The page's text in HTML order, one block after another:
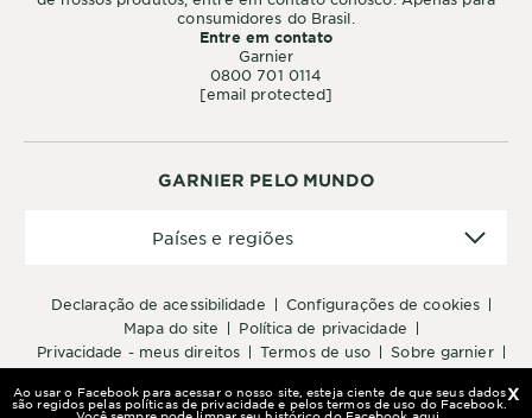
Ao usar o Facebook para acessar o nosso site, esteja ciente de que seus dados
são regidos pelas políticas de privacidade e pelos termos de uso do Facebook. X
Ao usar o Facebook para acessar o nosso site, esteja ciente de que seus dados
são regidos pelas políticas de privacidade e pelos termos de uso do Facebook. X
Ao usar o Facebook para acessar o nosso site, esteja ciente de que seus dados
são regidos pelas políticas de privacidade e pelos termos de uso do Facebook. X
GARNIER PELO MUNDO
declaração de acessibilidade
configurações de cookies
mapa do site
política de privacidade
privacidade - meus direitos
termos de uso
sobre garnier
Países e regiões
consumidores do Brasil.
Entre em contato
Garnier
0800 701 0114
[email protected]